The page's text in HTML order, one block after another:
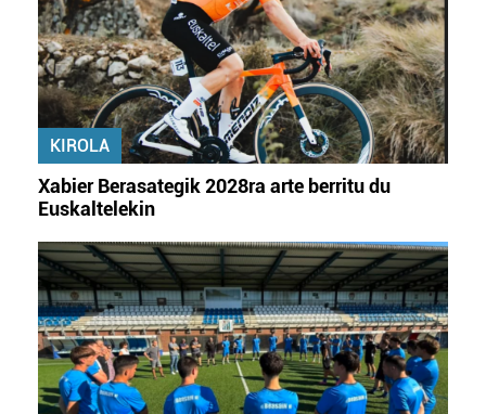
KIROLA
Xabier Berasategik 2028ra arte berritu du
Euskaltelekin